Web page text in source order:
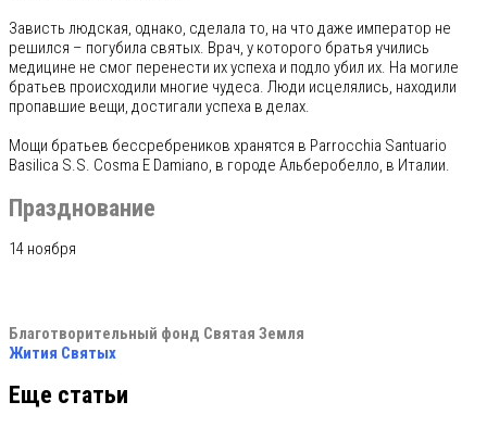
Зависть людская, однако, сделала то, на что даже император не
решился – погубила святых. Врач, у которого братья учились
медицине не смог перенести их успеха и подло убил их. На могиле
братьев происходили многие чудеса. Люди исцелялись, находили
пропавшие вещи, достигали успеха в делах.
Мощи братьев бессребреников хранятся в Parrocchia Santuario
Basilica S.S. Cosma E Damiano, в городе Альберобелло, в Италии.
Празднование
14 ноября
Благотворительный фонд Святая Земля
Жития Святых
Еще статьи